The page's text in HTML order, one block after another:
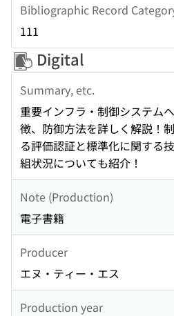
Bibliographic Record
111
Digital
Summary, etc.
重要インフラ・制御システム
徴、防御方法を詳しく解説！
る評価認証と標準化に関する
組状況についても紹介！
Note (Production)
電子書籍
Producer
エヌ・ティー・エス
Production year